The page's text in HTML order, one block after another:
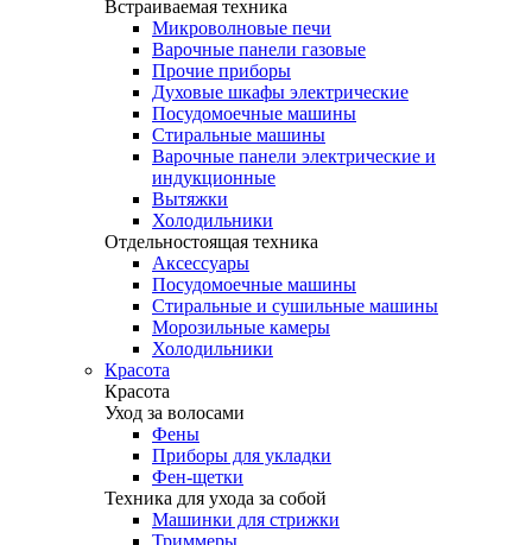
Встраиваемая техника
Микроволновые печи
Варочные панели газовые
Прочие приборы
Духовые шкафы электрические
Посудомоечные машины
Стиральные машины
Варочные панели электрические и
индукционные
Вытяжки
Холодильники
Отдельностоящая техника
Аксессуары
Посудомоечные машины
Стиральные и сушильные машины
Морозильные камеры
Холодильники
Красота
Красота
Уход за волосами
Фены
Приборы для укладки
Фен-щетки
Техника для ухода за собой
Машинки для стрижки
Триммеры